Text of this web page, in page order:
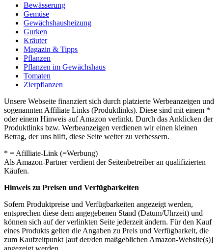
Bewässerung
Gemüse
Gewächshausheizung
Gurken
Kräuter
Magazin & Tipps
Pflanzen
Pflanzen im Gewächshaus
Tomaten
Zierpflanzen
Unsere Webseite finanziert sich durch platzierte Werbeanzeigen und
sogenannten Affiliate Links (Produktlinks). Diese sind mit einem *
oder einem Hinweis auf Amazon verlinkt. Durch das Anklicken der
Produktlinks bzw. Werbeanzeigen verdienen wir einen kleinen
Betrag, der uns hilft, diese Seite weiter zu verbessern.
* = Afilliate-Link (=Werbung)
Als Amazon-Partner verdient der Seitenbetreiber an qualifizierten
Käufen.
Hinweis zu Preisen und Verfügbarkeiten
Sofern Produktpreise und Verfügbarkeiten angezeigt werden,
entsprechen diese dem angegebenen Stand (Datum/Uhrzeit) und
können sich auf der verlinkten Seite jederzeit ändern. Für den Kauf
eines Produkts gelten die Angaben zu Preis und Verfügbarkeit, die
zum Kaufzeitpunkt [auf der/den maßgeblichen Amazon-Website(s)]
angezeigt werden.